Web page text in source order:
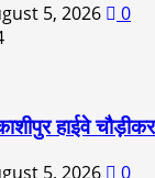
5, 2026 0
हाईवे
5, 2026 0